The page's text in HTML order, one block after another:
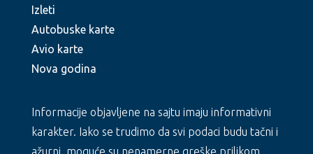
Izleti
Autobuske karte
Avio karte
Nova godina
Informacije objavljene na sajtu imaju informativni
karakter. Iako se trudimo da svi podaci budu tačni i